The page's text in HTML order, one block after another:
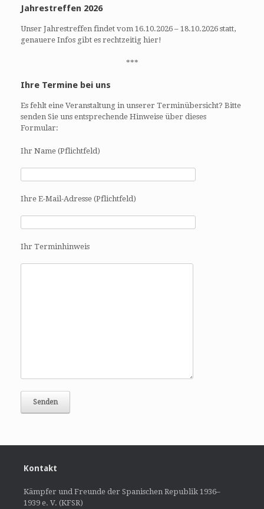
Jahrestreffen 2026
Unser Jahrestreffen findet vom 16.10.2026 – 18.10.2026 statt,
genauere Infos gibt es rechtzeitig hier!
***
Ihre Termine bei uns
Es fehlt eine Veranstaltung in unserer Terminübersicht? Bitte
senden Sie uns entsprechende Hinweise über dieses
Formular:
Ihr Name (Pflichtfeld)
Ihre E-Mail-Adresse (Pflichtfeld)
Ihr Terminhinweis
Kontakt
Kämpfer und Freunde der Spanischen Republik 1936–
1939 e. V. (KFSR)